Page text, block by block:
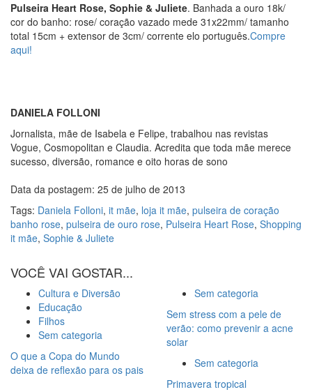
Pulseira Heart Rose, Sophie & Juliete. Banhada a ouro 18k/
cor do banho: rose/ coração vazado mede 31x22mm/ tamanho
total 15cm + extensor de 3cm/ corrente elo português.Compre
aqui!
DANIELA FOLLONI
Jornalista, mãe de Isabela e Felipe, trabalhou nas revistas
Vogue, Cosmopolitan e Claudia. Acredita que toda mãe merece
sucesso, diversão, romance e oito horas de sono
Data da postagem: 25 de julho de 2013
Tags: Daniela Folloni, it mãe, loja it mãe, pulseira de coração
banho rose, pulseira de ouro rose, Pulseira Heart Rose, Shopping
it mãe, Sophie & Juliete
VOCÊ VAI GOSTAR...
Cultura e Diversão
Educação
Filhos
Sem categoria
O que a Copa do Mundo
deixa de reflexão para os pais
Sem categoria
Sem stress com a pele de
verão: como prevenir a acne
solar
Sem categoria
Primavera tropical